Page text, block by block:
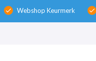
check Webshop Keurmerk check